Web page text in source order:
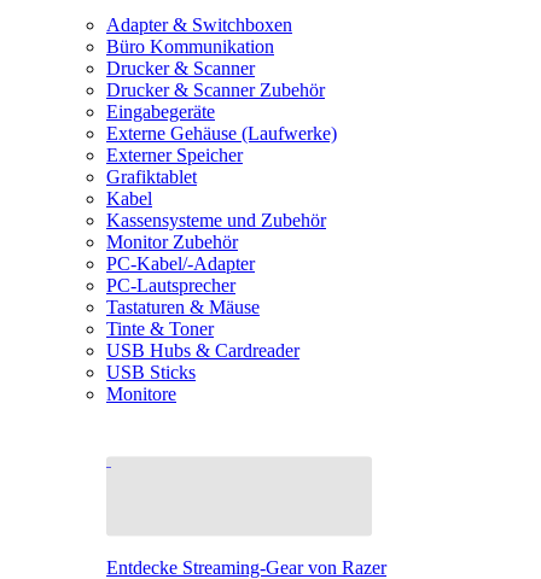
Adapter & Switchboxen
Büro Kommunikation
Drucker & Scanner
Drucker & Scanner Zubehör
Eingabegeräte
Externe Gehäuse (Laufwerke)
Externer Speicher
Grafiktablet
Kabel
Kassensysteme und Zubehör
Monitor Zubehör
PC-Kabel/-Adapter
PC-Lautsprecher
Tastaturen & Mäuse
Tinte & Toner
USB Hubs & Cardreader
USB Sticks
Monitore
Entdecke Streaming-Gear von Razer